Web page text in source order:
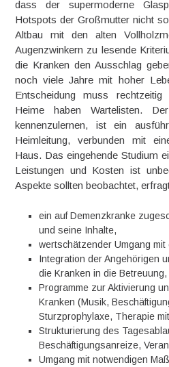
dass der supermoderne
Hotspots der Großmutter nicht
Altbau mit den alten
Augenzwinkern zu lesende
die Kranken den Ausschlag
noch viele Jahre mit hoher
Entscheidung muss
Heime haben Wartelisten.
kennenzulernen, ist ein
Heimleitung, verbunden mit
Haus. Das eingehende Studium
Leistungen und Kosten ist
Aspekte sollten beobachtet,
ein auf Demenzkranke
und seine Inhalte,
wertschätzender Umgang mit
Integration der Angehörigen
die Kranken in die Betreuung,
Programme zur Aktivierung
Kranken (Musik,
Sturzprophylaxe, Therapie
Strukturierung des
Beschäftigungsanreize,
Umgang mit notwendigen